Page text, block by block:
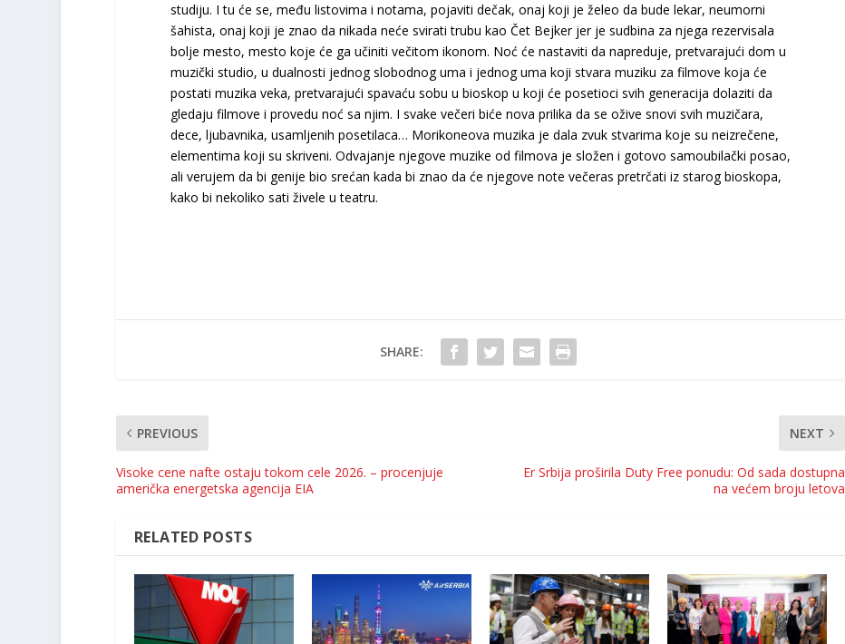
studiju. I tu će se, među listovima i notama, pojaviti dečak, onaj koji je želeo da bude lekar, neumorni
šahista, onaj koji je znao da nikada neće svirati trubu kao Čet Bejker jer je sudbina za njega rezervisala
bolje mesto, mesto koje će ga učiniti večitom ikonom. Noć će nastaviti da napreduje, pretvarajući dom u
muzički studio, u dualnosti jednog slobodnog uma i jednog uma koji stvara muziku za filmove koja će
postati muzika veka, pretvarajući spavaću sobu u bioskop u koji će posetioci svih generacija dolaziti da
gledaju filmove i provedu noć sa njim. I svake večeri biće nova prilika da se ožive snovi svih muzičara,
dece, ljubavnika, usamljenih posetilaca… Morikoneova muzika je dala zvuk stvarima koje su neizrečene,
elementima koji su skriveni. Odvajanje njegove muzike od filmova je složen i gotovo samoubilački posao,
ali verujem da bi genije bio srećan kada bi znao da će njegove note večeras pretrčati iz starog bioskopa,
kako bi nekoliko sati živele u teatru.
SHARE:
PREVIOUS
Visoke cene nafte ostaju tokom cele 2026. – procenjuje
američka energetska agencija EIA
NEXT
Er Srbija proširila Duty Free ponudu: Od sada dostupna
na većem broju letova
RELATED POSTS